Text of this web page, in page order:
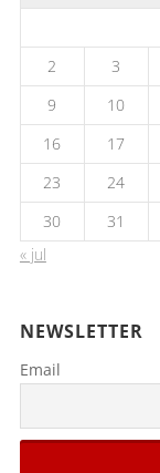
2
3
9
10
16
17
23
24
30
31
« jul
NEWSLETTER
Email